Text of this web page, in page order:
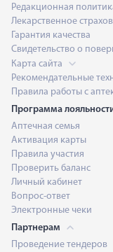
Редакционная
Лекарственное
Гарантия качества
Свидетельство о
Карта сайта
Рекомендательные
Правила работы с
Программа
Аптечная семья
Активация карты
Правила участия
Проверить баланс
Личный кабинет
Вопрос-ответ
Электронные чеки
Партнерам
Проведение тендеров